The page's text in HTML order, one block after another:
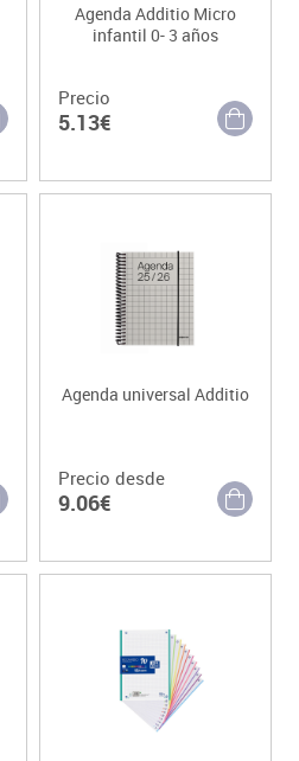
Agenda Additio Micro
infantil 0- 3 años
Precio
5.13€
Agenda universal Additio
Precio desde
9.06€